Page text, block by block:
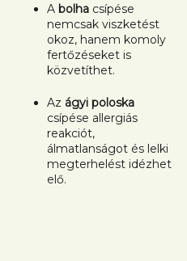
A bolha csípése
nemcsak viszketést
okoz, hanem komoly
fertőzéseket is
közvetíthet.
Az ágyi poloska
csípése allergiás
reakciót,
álmatlanságot és lelki
megterhelést idézhet
elő.